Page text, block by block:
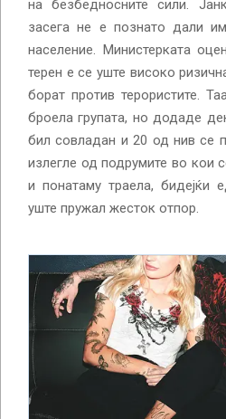
на безбедносните сили.
засега не е познато дали
население. Министерката
терен е се уште високо
борат против терористите.
броела групата, но додаде
бил совладан и 20 од нив се
излегле од подрумите во кои
и понатаму траела, бидејќи
уште пружал жесток отпор.